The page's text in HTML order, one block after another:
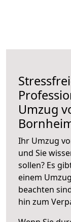
Umzug
Ihr Umzug
und Sie
sollen? Es
einem
beachten
hin zum